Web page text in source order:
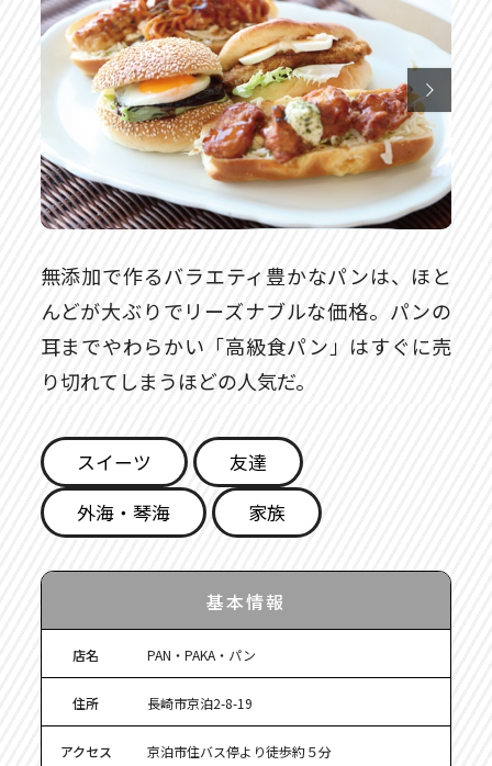

無添加で作るバラエティ豊かなパンは、ほと
んどが大ぶりでリーズナブルな価格。パンの
耳までやわらかい「高級食パン」はすぐに売
り切れてしまうほどの人気だ。
スイーツ
友達
外海・琴海
家族
基本情報
店名 PAN・PAKA・パン
住所 長崎市京泊2-8-19
アクセス 京泊市住バス停より徒歩約５分